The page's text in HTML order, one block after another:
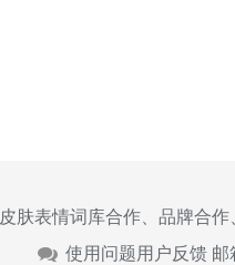
皮肤表情词库合作、品牌合
使用问题用户反馈 邮